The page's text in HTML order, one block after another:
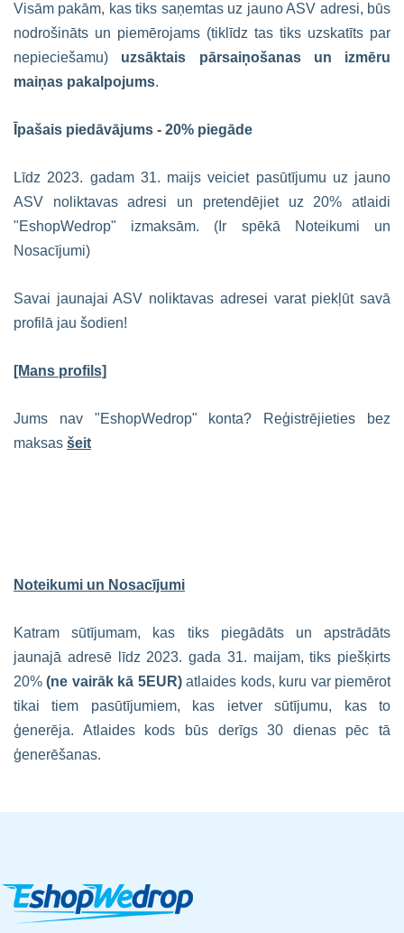
Visām pakām, kas tiks saņemtas uz jauno ASV adresi, būs
nodrošināts un piemērojams (tiklīdz tas tiks uzskatīts par
nepieciešamu) uzsāktais pārsaiņošanas un izmēru
maiņas pakalpojums.
Īpašais piedāvājums - 20% piegāde
Līdz 2023. gadam 31. maijs veiciet pasūtījumu uz jauno
ASV noliktavas adresi un pretendējiet uz 20% atlaidi
"EshopWedrop" izmaksām. (Ir spēkā Noteikumi un
Nosacījumi)
Savai jaunajai ASV noliktavas adresei varat piekļūt savā
profilā jau šodien!
[Mans profils]
Jums nav "EshopWedrop" konta? Reģistrējieties bez
maksas šeit
Noteikumi un Nosacījumi
Katram sūtījumam, kas tiks piegādāts un apstrādāts
jaunajā adresē līdz 2023. gada 31. maijam, tiks piešķirts
20%(ne vairāk kā 5EUR)atlaides kods, kuru var piemērot
tikai tiem pasūtījumiem, kas ietver sūtījumu, kas to
ģenerēja. Atlaides kods būs derīgs 30 dienas pēc tā
ģenerēšanas.